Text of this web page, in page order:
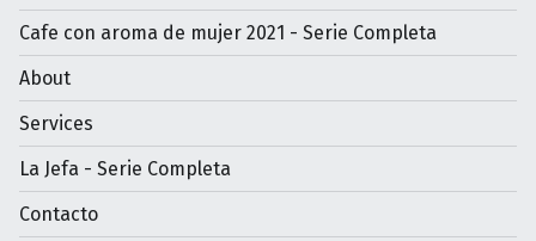
Cafe con aroma de mujer 2021 - Serie Completa
About
Services
La Jefa - Serie Completa
Contacto